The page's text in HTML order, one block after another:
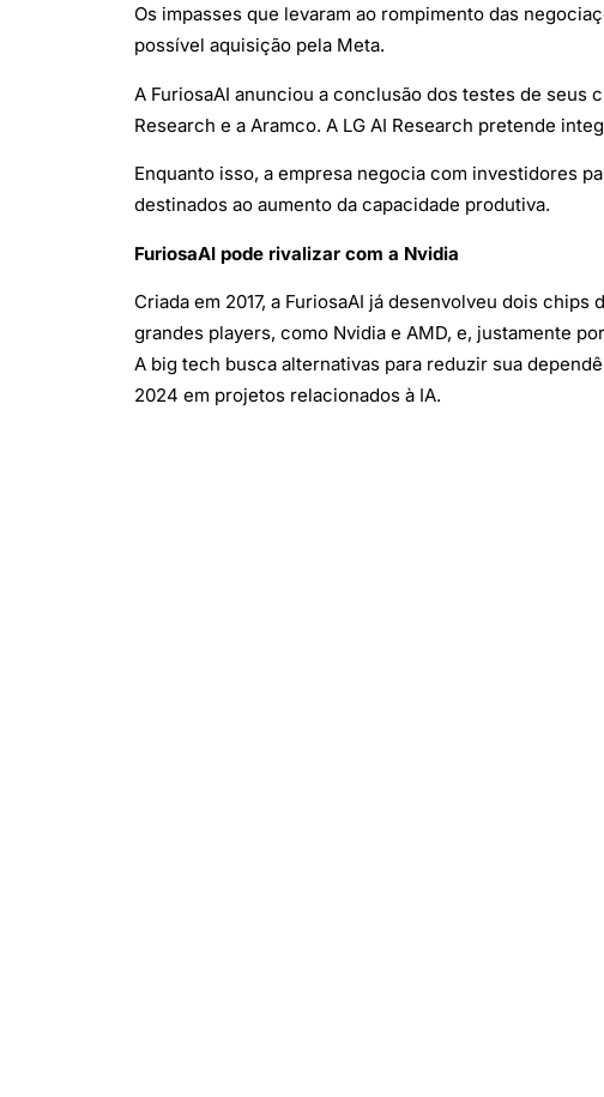
Os impasses que levaram ao rompimento das
possível aquisição pela Meta.
A FuriosaAI anunciou a conclusão dos testes de seus
Research e a Aramco. A LG AI Research pretende
Enquanto isso, a empresa negocia com investidores
destinados ao aumento da capacidade produtiva.
FuriosaAI pode rivalizar com a Nvidia
Criada em 2017, a FuriosaAI já desenvolveu dois
grandes players, como Nvidia e AMD, e, justamente
A big tech busca alternativas para reduzir sua
2024 em projetos relacionados à IA.